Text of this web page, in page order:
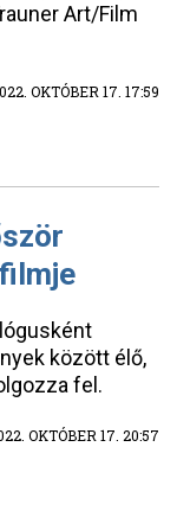
Art/Film
OKTÓBER 17. 17:59
között élő,
fel.
OKTÓBER 17. 20:57